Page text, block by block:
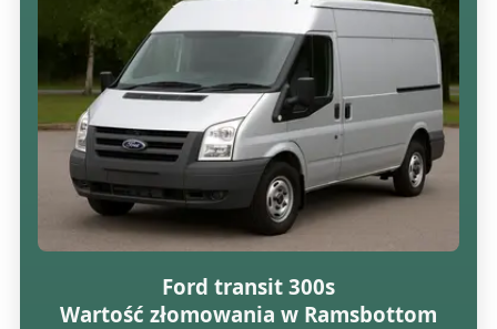
Ford transit 300s
Wartość złomowania w Ramsbottom